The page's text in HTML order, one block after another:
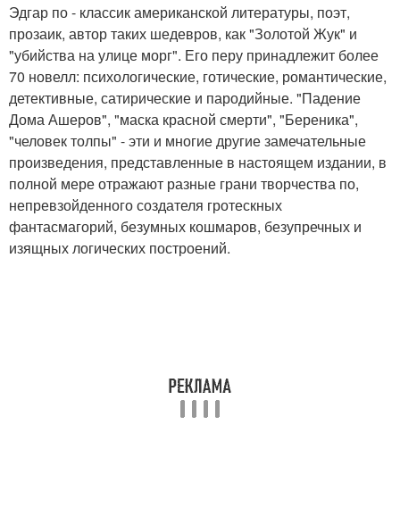
Эдгар по - классик американской литературы, поэт,
прозаик, автор таких шедевров, как "Золотой Жук" и
"убийства на улице морг". Его перу принадлежит более
70 новелл: психологические, готические, романтические,
детективные, сатирические и пародийные. "Падение
Дома Ашеров", "маска красной смерти", "Береника",
"человек толпы" - эти и многие другие замечательные
произведения, представленные в настоящем издании, в
полной мере отражают разные грани творчества по,
непревзойденного создателя гротескных
фантасмагорий, безумных кошмаров, безупречных и
изящных логических построений.